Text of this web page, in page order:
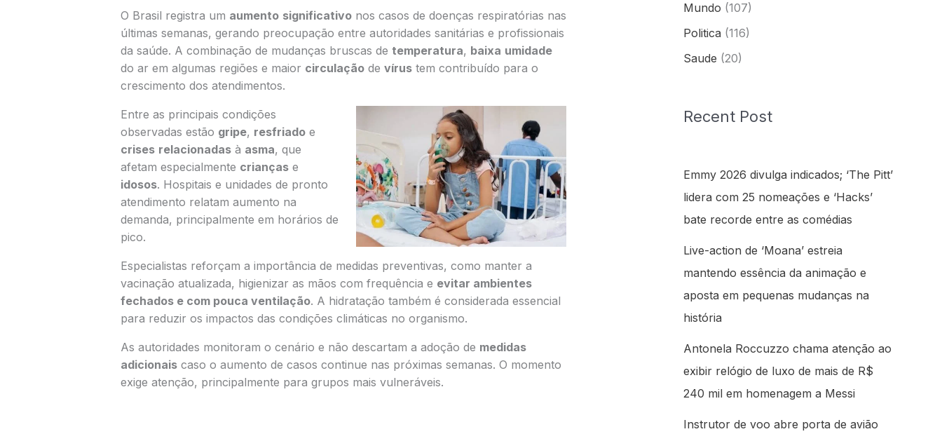
O Brasil registra um aumento significativonos casos de doenças respiratórias nas
últimas semanas, gerando preocupação entre autoridades sanitárias e profissionais
da saúde. A combinação de mudanças bruscas de temperatura, baixa umidade
do ar em algumas regiões e maior circulaçãode vírustem contribuído para o
crescimento dos atendimentos.
Entre as principais condições
observadas estão gripe, resfriadoe
crises relacionadasà asma, que
afetam especialmente criançase
idosos. Hospitais e unidades de pronto
atendimento relatam aumento na
demanda, principalmente em horários de
pico.
Especialistas reforçam a importância de medidas preventivas, como manter a
vacinação atualizada, higienizar as mãos com frequência e evitar ambientes
fechados e com pouca ventilação. A hidratação também é considerada essencial
para reduzir os impactos das condições climáticas no organismo.
As autoridades monitoram o cenário e não descartam a adoção de medidas
adicionaiscaso o aumento de casos continue nas próximas semanas. O momento
exige atenção, principalmente para grupos mais vulneráveis.
Mundo (107)
Politica (116)
Saude (20)
Recent Post
Emmy 2026 divulga indicados; ‘The Pitt’
lidera com 25 nomeações e ‘Hacks’
bate recorde entre as comédias
Live-action de ‘Moana’ estreia
mantendo essência da animação e
aposta em pequenas mudanças na
história
Antonela Roccuzzo chama atenção ao
exibir relógio de luxo de mais de R$
240 mil em homenagem a Messi
Instrutor de voo abre porta de avião